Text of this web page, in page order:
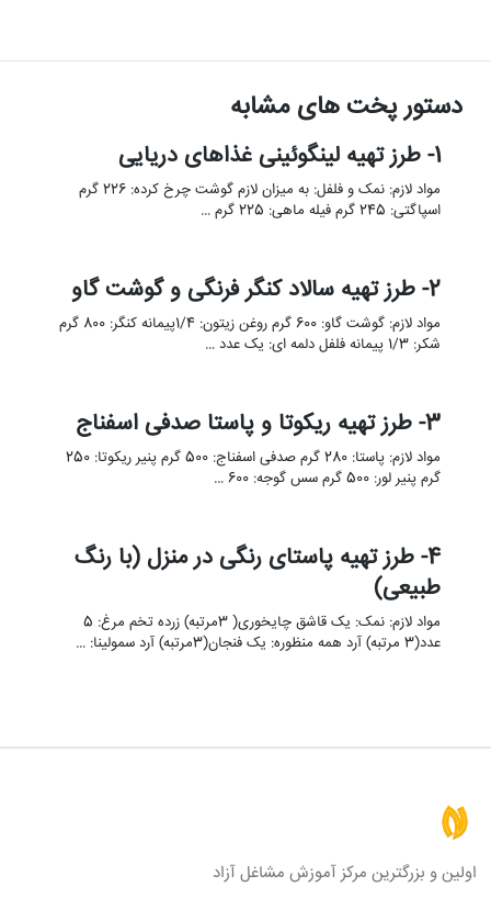
دستور پخت های مشابه
1- طرز تهیه لینگوئینی غذاهای دریایی
مواد لازم: نمک و فلفل: به میزان لازم گوشت چرخ کرده: 226 گرم
اسپاگتی: 245 گرم فیله ماهی: 225 گرم …
2- طرز تهیه سالاد کنگر فرنگی و گوشت گاو
مواد لازم: گوشت گاو: 600 گرم روغن زیتون: 1/4پیمانه کنگر: 800 گرم
شکر: 1/3 پیمانه فلفل دلمه ای: یک عدد …
3- طرز تهیه ریکوتا و پاستا صدفی اسفناج
مواد لازم: پاستا: 280 گرم صدفی اسفناج: 500 گرم پنیر ریکوتا: 250
گرم پنیر لور: 500 گرم سس گوجه: 600 …
4- طرز تهیه پاستای رنگی در منزل (با رنگ
طبیعی)
مواد لازم: نمک: یک قاشق چایخوری( 3مرتبه) زرده تخم مرغ: 5
عدد(3 مرتبه) آرد همه منظوره: یک فنجان(3مرتبه) آرد سمولینا: …
اولین و بزرگترین مرکز آموزش مشاغل آزاد